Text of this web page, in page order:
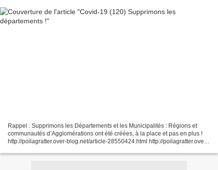
Rappel : Supprimons les Départements et les Municipalités : Régions et
communautés d’Agglomérations ont été créées, à la place et pas en plus !
http://poilagratter.over-blog.net/article-28550424.html http://poilagratter.over-